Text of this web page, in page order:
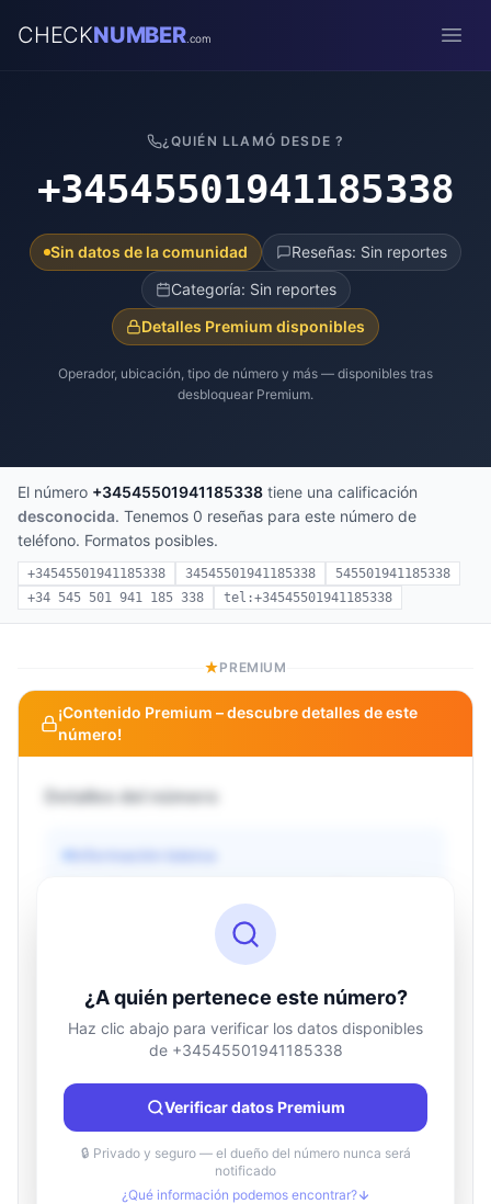
CHECKNUMBER.com
¿QUIÉN LLAMÓ DESDE ?
+34545501941185338
Sin datos de la comunidad
Reseñas: Sin reportes
Categoría: Sin reportes
Detalles Premium disponibles
Operador, ubicación, tipo de número y más — disponibles tras
desbloquear Premium.
El número +34545501941185338 tiene una calificación
desconocida. Tenemos 0 reseñas para este número de
teléfono. Formatos posibles.
+34545501941185338 34545501941185338
545501941185338
+34 545 501 941 185 338
tel:+34545501941185338
PREMIUM
¡Contenido Premium – descubre detalles de este
número!
Detalles del número
Información básica
Información de ubicación
País
Desconocido
Ciudad
Desconocido
Región
Desconocido
¿A quién pertenece este número?
Haz clic abajo para verificar los datos disponibles
de +34545501941185338
Verificar datos Premium
🔒 Privado y seguro — el dueño del número nunca será
notificado
¿Qué información podemos encontrar?